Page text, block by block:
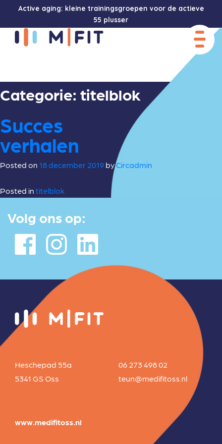
Active aging: kleine trainingsgroepen voor de actieve
55 plusser
Categorie: titelblok
Succes
verhalen
Posted on 18 december 2019 byCircadmin
Posted in titelblok
Volg ons op:
Heschepad 55a
5341 GS Oss
06 273 498 02
teun@medifitoss.nl
www.medifitoss.nl